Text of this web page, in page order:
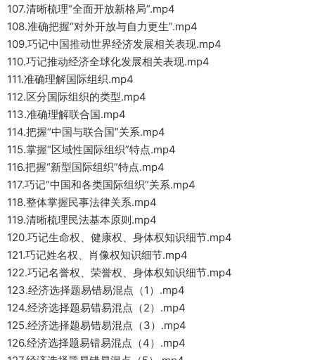
107.清晰梳理“全面开放新格局”.mp4
108.准确把握“对外开放与自力更生”.mp4
109.巧记中国推动世界经济发展相关表现.mp4
110.巧记推动经济全球化发展相关表现.mp4
111.准确理解国际组织.mp4
112.区分国际组织的类型.mp4
113.准确理解联合国.mp4
114.把握“中国与联合国”关系.mp4
115.掌握“区域性国际组织”特点.mp4
116.把握“新型国际组织”特点.mp4
117.巧记“中国和各类国际组织”关系.mp4
118.整体掌握民事法律关系.mp4
119.清晰梳理民法基本原则.mp4
120.巧记生命权、健康权、身体权知识细节.mp4
121.巧记姓名权、肖像权知识细节.mp4
122.巧记名誉权、荣誉权、身体权知识细节.mp4
123.经济选择题易错易混点（1）.mp4
124.经济选择题易错易混点（2）.mp4
125.经济选择题易错易混点（3）.mp4
126.经济选择题易错易混点（4）.mp4